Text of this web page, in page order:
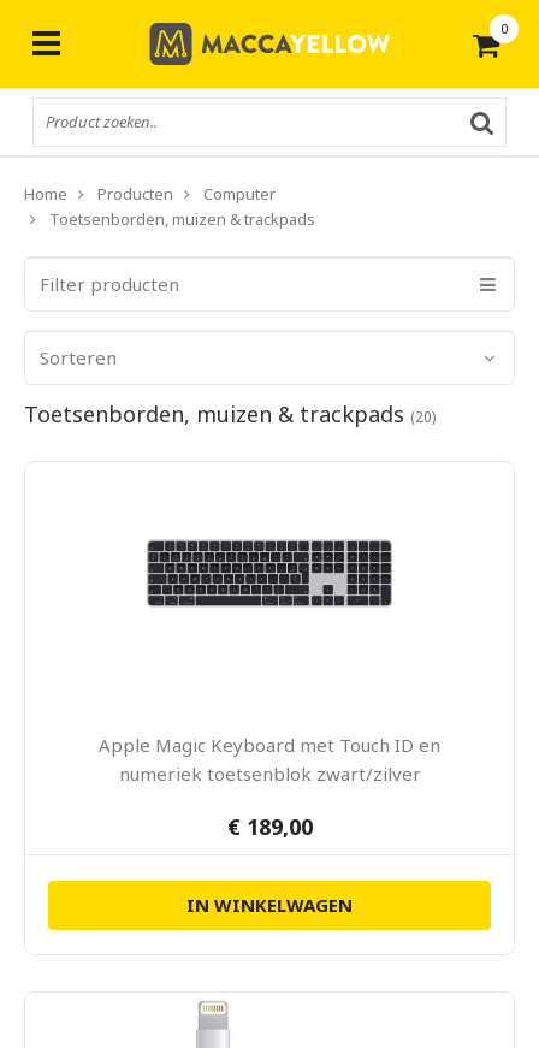
0
Home Producten
Computer
Toetsenborden, muizen & trackpads
Filter producten
Sorteren
Toetsenborden, muizen & trackpads (20)
Apple Magic Keyboard met Touch ID en
numeriek toetsenblok zwart/zilver
€ 189,00
IN WINKELWAGEN